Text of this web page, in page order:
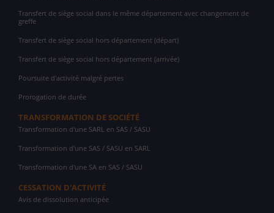
Transfert de siège social dans le même département avec changement de
greffe
Transfert de siège social hors département (départ)
Transfert de siège social hors département (arrivée)
Poursuite d'activité malgré pertes
Prorogation de durée
TRANSFORMATION DE SOCIÉTÉ
Transformation d'une SARL en SAS / SASU
Transformation d'une SAS / SASU en SARL
Transformation d'une SA en SAS / SASU
CESSATION D'ACTIVITÉ
Avis de dissolution anticipée